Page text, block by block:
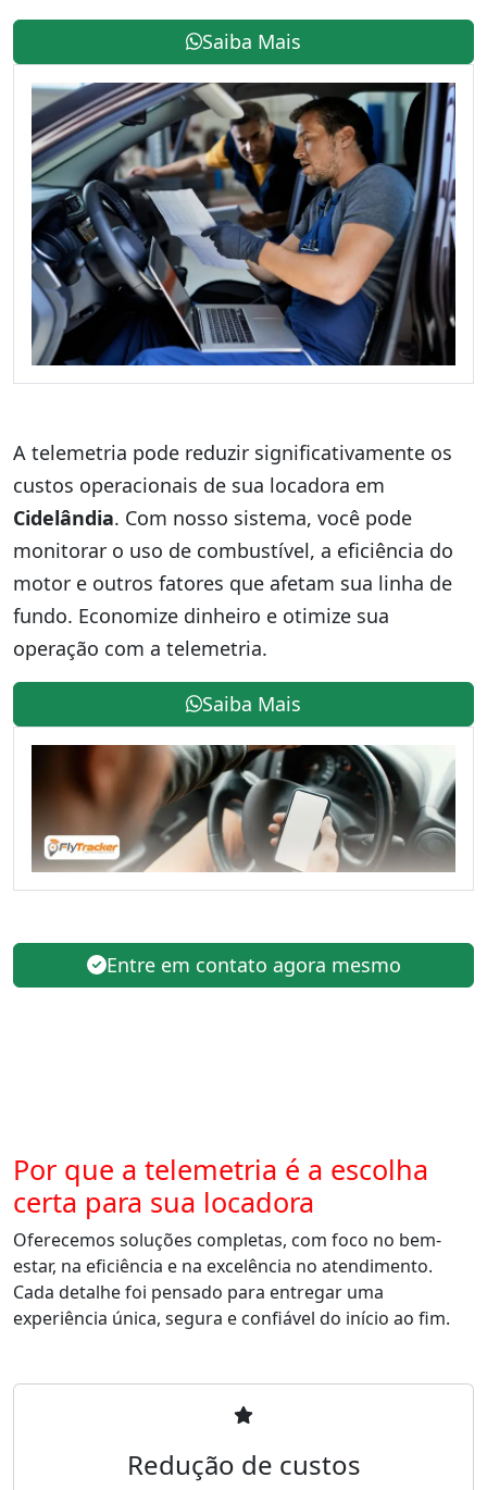
Saiba Mais
A telemetria pode reduzir significativamente os
custos operacionais de sua locadora em
Cidelândia. Com nosso sistema, você pode
monitorar o uso de combustível, a eficiência do
motor e outros fatores que afetam sua linha de
fundo. Economize dinheiro e otimize sua
operação com a telemetria.
Saiba Mais
Entre em contato agora mesmo
Por que a telemetria é a escolha
certa para sua locadora
Oferecemos soluções completas, com foco no bem-
estar, na eficiência e na excelência no atendimento.
Cada detalhe foi pensado para entregar uma
experiência única, segura e confiável do início ao fim.
Redução de custos